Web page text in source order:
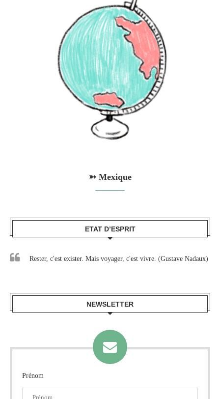
➳ Mexique
ETAT D’ESPRIT
Rester, c'est exister. Mais voyager, c'est vivre. (Gustave Nadaux)
NEWSLETTER
Prénom